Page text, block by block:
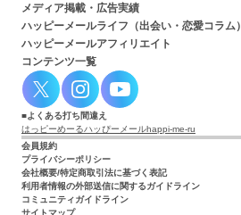
メディア掲載・広告実績
ハッピーメールライフ（出会い・恋愛コラム）
ハッピーメールアフィリエイト
コンテンツ一覧
よくある打ち間違え
はっピーめーるハッぴーメールhappi-me-ru
会員規約
プライバシーポリシー
会社概要/特定商取引法に基づく表記
利用者情報の外部送信に関するガイドライン
コミュニティガイドライン
サイトマップ